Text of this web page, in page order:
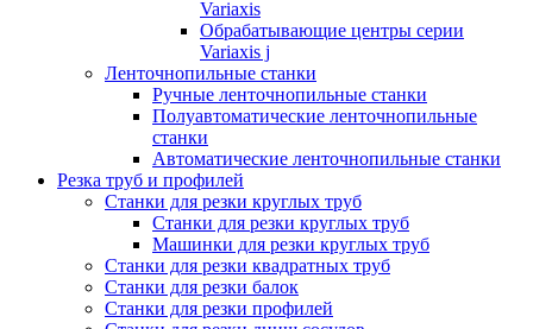
Variaxis
Обрабатывающие центры серии
Variaxis j
Ленточнопильные станки
Ручные ленточнопильные станки
Полуавтоматические ленточнопильные
станки
Автоматические ленточнопильные станки
Резка труб и профилей
Станки для резки круглых труб
Станки для резки круглых труб
Машинки для резки круглых труб
Станки для резки квадратных труб
Станки для резки балок
Станки для резки профилей